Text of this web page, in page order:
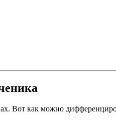
Вот как можно